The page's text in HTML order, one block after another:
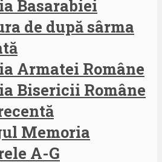
Basarabiei
de după sârma
Armatei Române
Bisericii Române
Memoria
A-G